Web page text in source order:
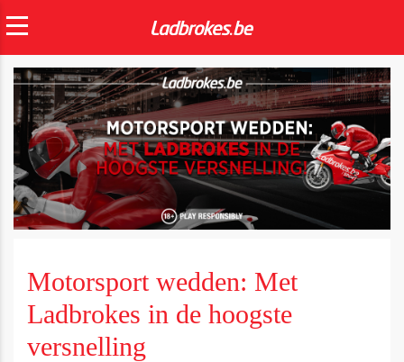
Motorsport wedden: Met
Ladbrokes in de hoogste
versnelling